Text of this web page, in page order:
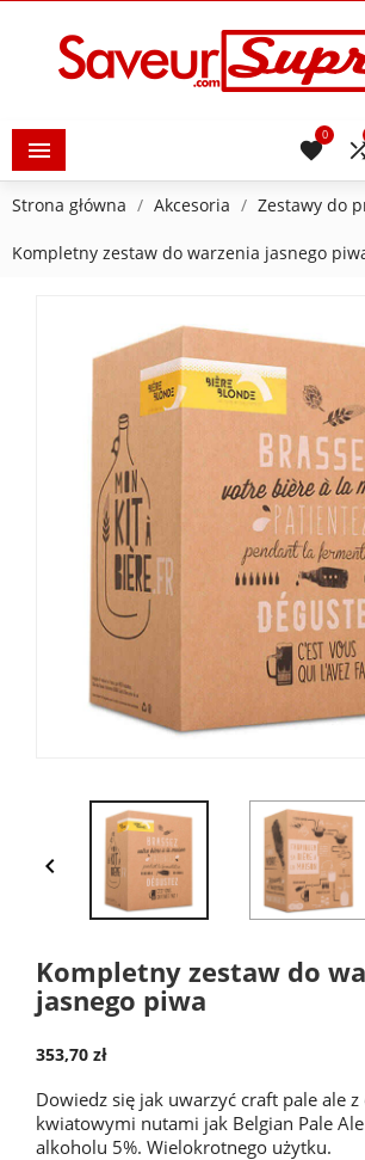
 
0
Strona główna Akcesoria Zestawy do
Kompletny zestaw do warzenia jasnego

Kompletny zestaw do
jasnego piwa
353,70 zł
Dowiedz się jak uwarzyć craft pale ale
kwiatowymi nutami jak Belgian Pale
alkoholu 5%. Wielokrotnego użytku.